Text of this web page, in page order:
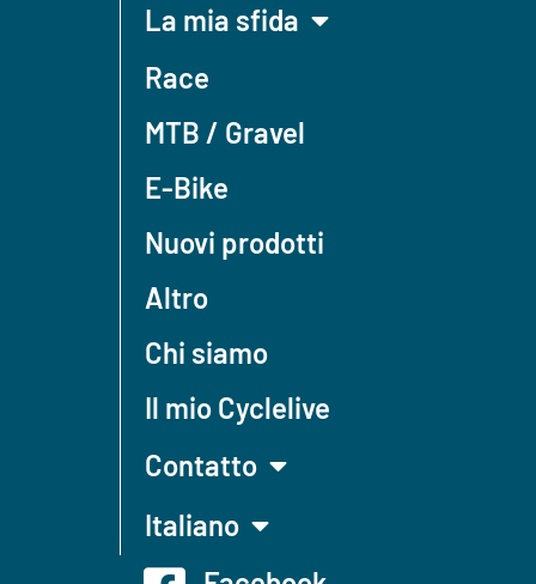
La mia sfida
Race
MTB / Gravel
E-Bike
Nuovi prodotti
Altro
Chi siamo
Il mio Cyclelive
Contatto
Italiano